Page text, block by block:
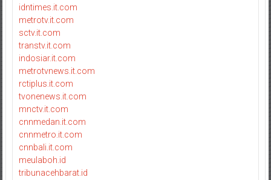
idntimes.it.com
metrotv.it.com
sctv.it.com
transtv.it.com
indosiar.it.com
metrotvnews.it.com
rctiplus.it.com
tvonenews.it.com
mnctv.it.com
cnnmedan.it.com
cnnmetro.it.com
cnnbali.it.com
meulaboh.id
tribunacehbarat.id